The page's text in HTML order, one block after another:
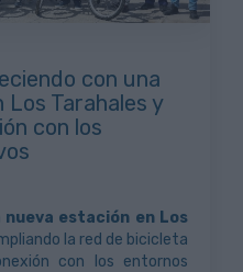
con una
Tarahales y
con los
nueva estación en Los
la red de bicicleta
con los entornos